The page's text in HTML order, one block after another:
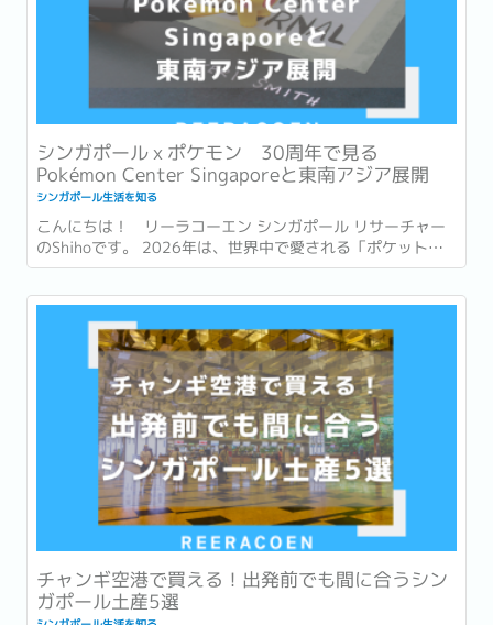
シンガポールｘポケモン 30周年で見る
Pokémon Center Singaporeと東南アジア展開
シンガポール生活を知る
こんにちは！ リーラコーエン シンガポール リサーチャー
のShihoです。 2026年は、世界中で愛される「ポケットモ
ンスター (ポケモン)」が誕生して30周年という節目の年で
まれ、日本を代表するコンテンツの一つとなったポケモ
チャンギ空港で買える！出発前でも間に合うシン
ガポール土産5選